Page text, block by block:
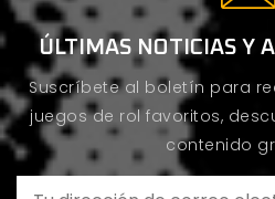
ÚLTIMAS NOTICIAS Y
Suscríbete al boletín para
juegos de rol favoritos,
contenido